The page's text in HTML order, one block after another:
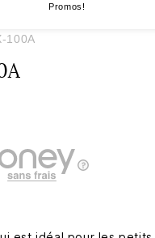
Promos!
100A